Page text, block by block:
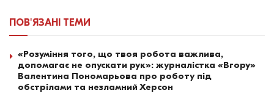
ПОВ'ЯЗАНІ ТЕМИ
«Розуміння того, що твоя робота важлива,
допомагає не опускати рук»: журналістка «Вгору»
Валентина Пономарьова про роботу під
обстрілами та незламний Херсон